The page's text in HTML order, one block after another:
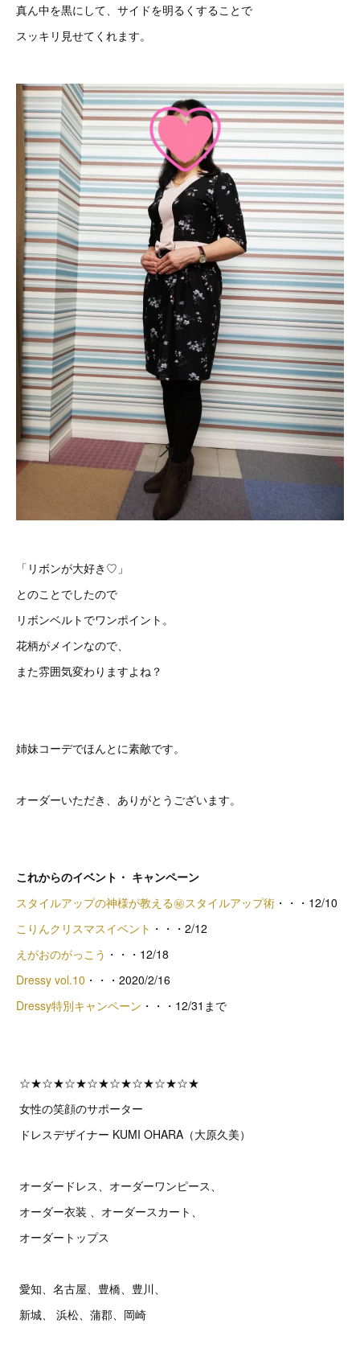
真ん中を黒にして、サイドを明るくすることで
スッキリ見せてくれます。
「リボンが大好き♡」
とのことでしたので
リボンベルトでワンポイント。
花柄がメインなので、
また雰囲気変わりますよね？
姉妹コーデでほんとに素敵です。
オーダーいただき、ありがとうございます。
これからのイベント・ キャンペーン
スタイルアップの神様が教える㊙スタイルアップ術 ・・・12/10
こりんクリスマスイベント ・・・2/12
えがおのがっこう ・・・12/18
Dressy vol.10 ・・・2020/2/16
Dressy特別キャンペーン ・・・12/31まで
☆★☆★☆★☆★☆★☆★☆★☆★
女性の笑顔のサポーター
ドレスデザイナー KUMI OHARA（大原久美）
オーダードレス、オーダーワンピース、
オーダー衣装 、オーダースカート、
オーダートップス
愛知、名古屋、豊橋、豊川、
新城、 浜松、蒲郡、岡崎